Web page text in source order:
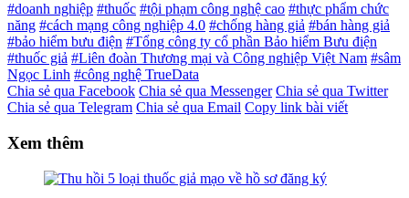
#doanh nghiệp #thuốc #tội phạm công nghệ cao #thực phẩm chức
năng #cách mạng công nghiệp 4.0 #chống hàng giả #bán hàng giả
#bảo hiểm bưu điện #Tổng công ty cổ phần Bảo hiểm Bưu điện
#thuốc giả #Liên đoàn Thương mại và Công nghiệp Việt Nam #sâm
Ngọc Linh #công nghệ TrueData
Chia sẻ qua Facebook Chia sẻ qua Messenger Chia sẻ qua Twitter
Chia sẻ qua Telegram Chia sẻ qua Email Copy link bài viết
Xem thêm